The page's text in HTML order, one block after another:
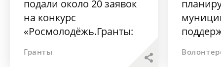
подали около 20 заявок
на конкурс
«Росмолодёжь.Гранты:
Гранты